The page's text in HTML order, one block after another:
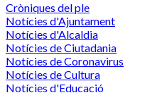
Cròniques del ple
Notícies d'Ajuntament
Notícies d'Alcaldia
Notícies de Ciutadania
Notícies de Coronavirus
Notícies de Cultura
Notícies d'Educació